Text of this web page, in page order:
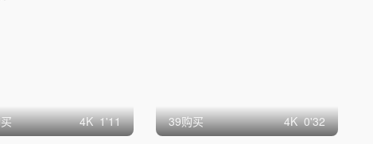
4K 1'11 39购买 4K 0'32